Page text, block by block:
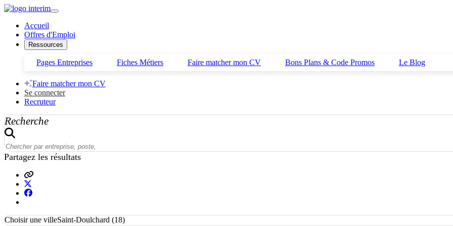
Accueil
Offres d'Emploi
Ressources
Pages Entreprises Fiches Métiers Faire matcher mon CV Bons Plans & Code Promos Le Blog
Faire matcher mon CV
Se connecter
Recruteur
Recherche
Partagez les résultats
Choisir une villeSaint-Doulchard (18)